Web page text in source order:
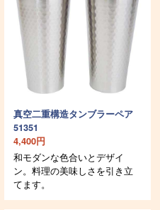
真空二重構造タンブラーペア
51351
4,400円
和モダンな色合いとデザイ
ン。料理の美味しさを引き立
てます。